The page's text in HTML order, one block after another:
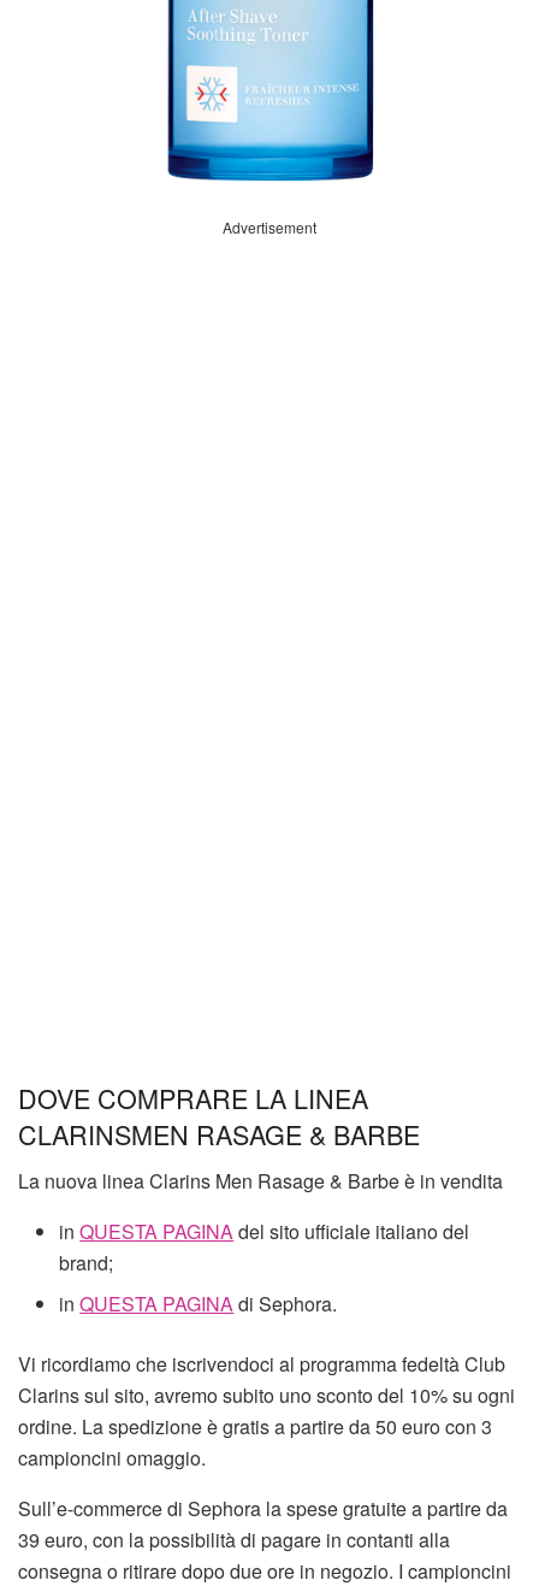
Advertisement
DOVE COMPRARE LA LINEA
CLARINSMEN RASAGE & BARBE
La nuova linea Clarins Men Rasage & Barbe è in vendita
inQUESTA PAGINAdel sito ufficiale italiano del
brand;
inQUESTA PAGINAdi Sephora.
Vi ricordiamo che iscrivendoci al programma fedeltà Club
Clarins sul sito, avremo subito uno sconto del 10% su ogni
ordine. La spedizione è gratis a partire da 50 euro con 3
campioncini omaggio.
Sull’e-commerce di Sephora la spese gratuite a partire da
39 euro, con la possibilità di pagare in contanti alla
consegna o ritirare dopo due ore in negozio. I campioncini